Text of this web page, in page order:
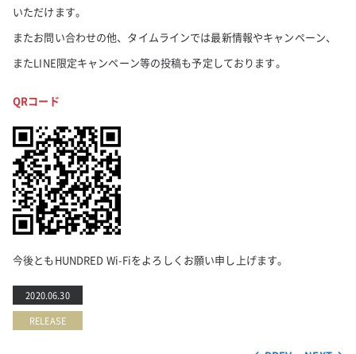
いただけます。
またお問い合わせの他、タイムラインでは最新情報やキャンペーン、
またLINE限定キャンペーン等の投稿も予定しております。
QRコード
今後ともHUNDRED Wi-Fiをよろしくお願い申し上げます。
2020.06.30
RELEASE